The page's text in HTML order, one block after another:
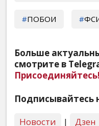
ПОБОИ
Больше
смотрите в
Присоединяйтесь!
Подписывайтесь
Новости
| Дзен